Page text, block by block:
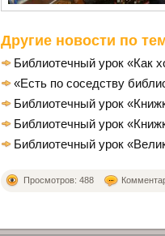
Другие новости по
Библиотечный урок «Как
«Есть по соседству
Библиотечный урок
Библиотечный урок
Библиотечный урок
Просмотров: 488